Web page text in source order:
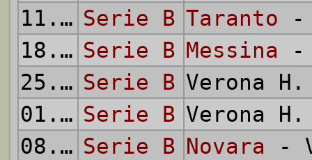
11.10.
1959
Serie B Taranto -
18.10.
1959
Serie B Messina -
25.10.
1959
Serie B Verona
01.11.
1959
Serie B Verona
08.11.
1959
Serie B Novara -